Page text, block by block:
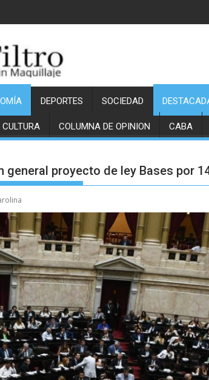
DEPORTES SOCIEDAD
CULTURA COLUMNA DE OPINION CABA
general proyecto de ley Bases por